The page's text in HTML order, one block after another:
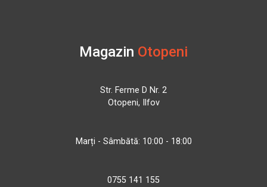
Magazin Otopeni
Str. Ferme D Nr. 2
Otopeni, Ilfov
Marți - Sâmbătă: 10:00 - 18:00
0755 141 155